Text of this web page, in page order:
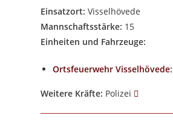
Einsatzort: Visselhövede
Mannschaftsstärke: 15
Einheiten und Fahrzeuge:
Ortsfeuerwehr Visselhövede:
Weitere Kräfte: Polizei